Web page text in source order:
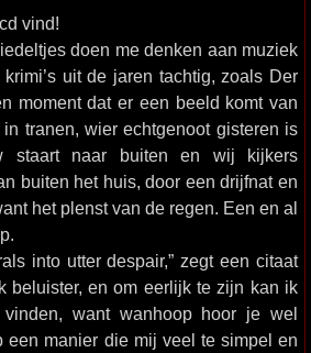
vind!
doen me denken aan muziek
uit de jaren tachtig, zoals Der
moment dat er een beeld komt van
tranen, wier echtgenoot gisteren is
staart naar buiten en wij kijkers
buiten het huis, door een drijfnat en
het plenst van de regen. Een en al
into utter despair,” zegt een citaat
beluister, en om eerlijk te zijn kan ik
want wanhoop hoor je wel
een manier die mij veel te simpel en